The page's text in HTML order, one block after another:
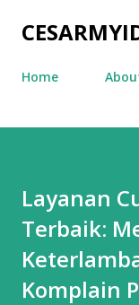
Home
Layanan
Terbaik:
Komplain